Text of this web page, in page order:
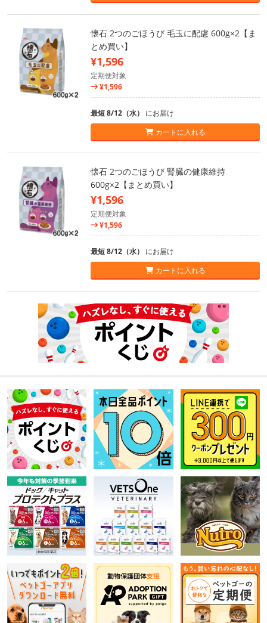
懐石 2つのごほうび 毛玉に配慮 600g×2【ま
とめ買い】
¥1,596
定期便対象
¥1,596
最短 8/12（水） にお届け
カートに入れる
懐石 2つのごほうび 腎臓の健康維持
600g×2【まとめ買い】
¥1,596
定期便対象
¥1,596
最短 8/12（水） にお届け
カートに入れる